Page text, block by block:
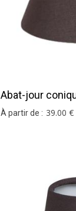
Abat-jour
À partir de : 39.00 €